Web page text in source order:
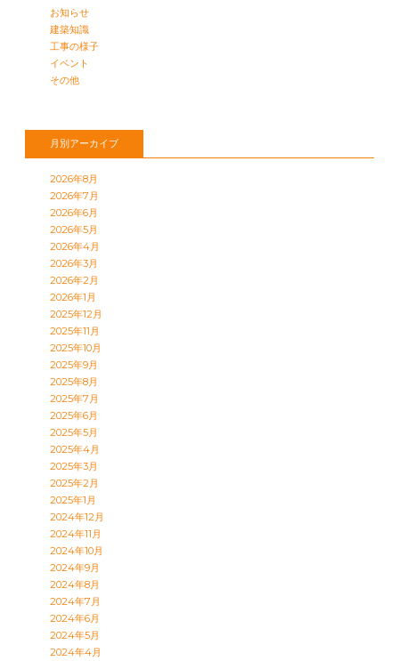
お知らせ
建築知識
工事の様子
イベント
その他
月別アーカイブ
2026年8月
2026年7月
2026年6月
2026年5月
2026年4月
2026年3月
2026年2月
2026年1月
2025年12月
2025年11月
2025年10月
2025年9月
2025年8月
2025年7月
2025年6月
2025年5月
2025年4月
2025年3月
2025年2月
2025年1月
2024年12月
2024年11月
2024年10月
2024年9月
2024年8月
2024年7月
2024年6月
2024年5月
2024年4月